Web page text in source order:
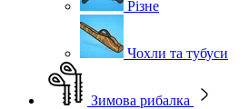
Різне
Чохли та тубуси
Зимова рибалка